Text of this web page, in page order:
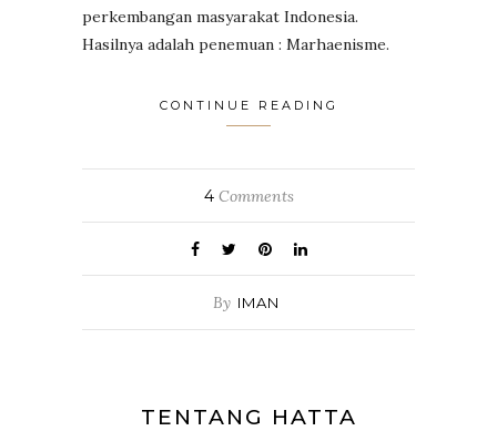
perkembangan masyarakat Indonesia.
Hasilnya adalah penemuan : Marhaenisme.
CONTINUE READING
4Comments
By IMAN
TENTANG HATTA